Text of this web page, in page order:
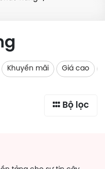
Khuyến mãi Giá cao
Bộ lọc